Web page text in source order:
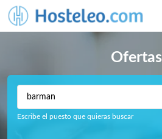
Ofertas
Escribe el puesto que quieras buscar